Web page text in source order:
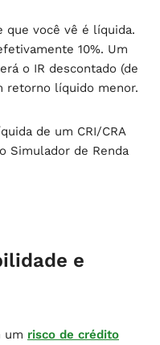
que você vê é líquida.
10%. Um
o IR descontado (de
retorno líquido menor.
de um CRI/CRA
Simulador de Renda
e
um risco de crédito